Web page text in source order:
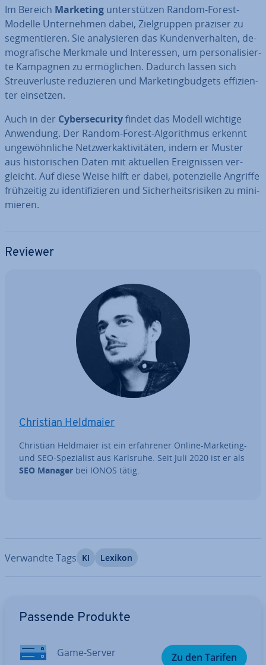
Im Bereich Marketing un­ter­stüt­zen Random-Forest-
Modelle Un­ter­neh­men dabei, Ziel­grup­pen präziser zu
seg­men­tie­ren. Sie ana­ly­sie­ren das Kun­den­ver­hal­ten, de­
mo­gra­fi­sche Merkmale und In­ter­es­sen, um per­so­na­li­sier­
te Kampagnen zu er­mög­li­chen. Dadurch lassen sich
Streu­ver­lus­te re­du­zie­ren und Mar­ke­ting­bud­gets ef­fi­zi­en­
ter einsetzen.
Auch in der Cy­ber­se­cu­ri­tyfindet das Modell wichtige
Anwendung. Der Random-Forest-Al­go­rith­mus erkennt
un­ge­wöhn­li­che Netz­werk­ak­ti­vi­tä­ten, indem er Muster
aus his­to­ri­schen Daten mit aktuellen Er­eig­nis­sen ver­
gleicht. Auf diese Weise hilft er dabei, po­ten­zi­el­le Angriffe
früh­zei­tig zu iden­ti­fi­zie­ren und Si­cher­heits­ri­si­ken zu mi­ni­
mie­ren.
Reviewer
Christian Heldmaier
Christian Heldmaier ist ein er­fah­re­ner Online-Marketing-
und SEO-Spe­zia­list aus Karlsruhe. Seit Juli 2020 ist er als
SEO Manager bei IONOS tätig.
Verwandte Tags KI Lexikon
Passende Produkte
Game-Server Zu den Tarifen